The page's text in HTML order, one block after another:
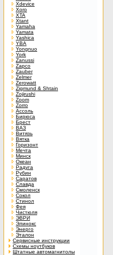
Xdevice
Xoro
XTA
Xtant
Yamaha
Yamata
Yashica
YBA
Yongnuo
York
Zanussi
Zapco
Zauber
Zelmer
Zerowatt
Zigmund & Shtain
Zojirushi
Zoom
Zorro
Ассоль
Бирюса
Брест
ВАЗ
Витязь
Вятка
Горизонт
Мечта
Минск
Океан
Радуга
Рубин
Саратов
Славда
Смоленск
Сокол
Стинол
Фея
Чистюля
ЭВРИ
Элинокс
Энерго
Эталон
Сервисные инструкции
Схемы ноутбуков
Штатные автомагнитолы